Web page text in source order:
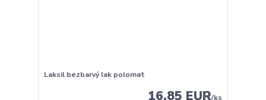
Laksil bezbarvý lak polomat
16,85 EUR/ks